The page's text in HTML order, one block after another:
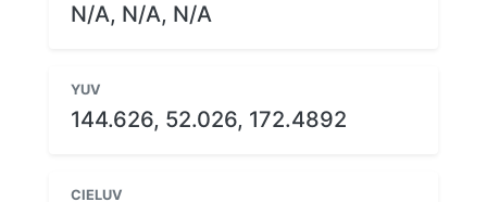
N/A, N/A, N/A
YUV
144.626, 52.026, 172.4892
CIELUV